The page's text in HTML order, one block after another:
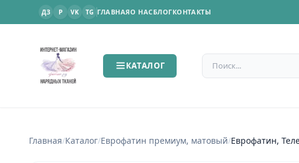
ДЗ P VK TG ГЛАВНАЯО НАСБЛОГКОНТАКТЫ
КАТАЛОГ Поиск по сайту
Главная/Каталог/Еврофатин премиум, матовый/